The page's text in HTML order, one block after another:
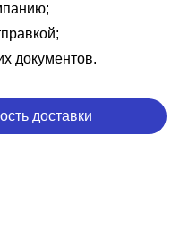
документов.
доставки